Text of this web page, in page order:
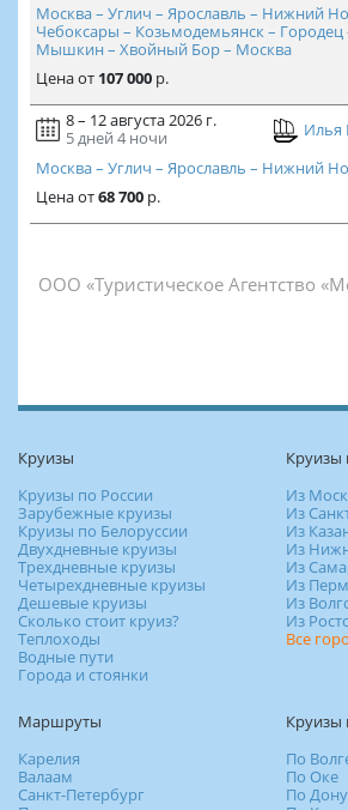
Москва – Углич – Ярославль – Нижний
Чебоксары – Козьмодемьянск – Городец
Мышкин – Хвойный Бор – Москва
Ценаот 107 000р.
8 – 12 августа 2026 г.
5 дней 4 ночи
Москва – Углич – Ярославль – Нижний
Ценаот68 700р.
ООО «Туристическое Агентство
Круизы
Круизы по России
Зарубежные круизы
Круизы по Белоруссии
Двухдневные круизы
Трехдневные круизы
Четырехдневные круизы
Дешевые круизы
Сколько стоит круиз?
Теплоходы
Водные пути
Города и стоянки
Круизы
Из
Из
Из
Из
Из
Из
Из
Из
Все
Маршруты
Карелия
Валаам
Санкт-Петербург
Круизы
По
По Оке
По Дону